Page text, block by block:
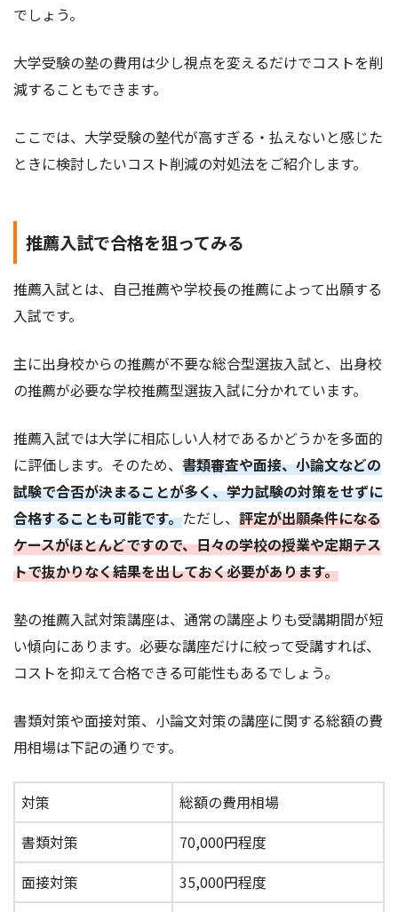
でしょう。
大学受験の塾の費用は少し視点を変えるだけでコストを削
減することもできます。
ここでは、大学受験の塾代が高すぎる・払えないと感じた
ときに検討したいコスト削減の対処法をご紹介します。
推薦入試で合格を狙ってみる
推薦入試とは、自己推薦や学校長の推薦によって出願する
入試です。
主に出身校からの推薦が不要な総合型選抜入試と、出身校
の推薦が必要な学校推薦型選抜入試に分かれています。
推薦入試では大学に相応しい人材であるかどうかを多面的
に評価します。そのため、 書類審査や面接、小論文などの
試験で合否が決まることが多く、学力試験の対策をせずに
合格することも可能です。ただし、 評定が出願条件になる
ケースがほとんどですので、日々の学校の授業や定期テス
トで抜かりなく結果を出しておく必要があります。
塾の推薦入試対策講座は、通常の講座よりも受講期間が短
い傾向にあります。必要な講座だけに絞って受講すれば、
コストを抑えて合格できる可能性もあるでしょう。
書類対策や面接対策、小論文対策の講座に関する総額の費
用相場は下記の通りです。
対策
総額の費用相場
書類対策
70,000円程度
面接対策
35,000円程度